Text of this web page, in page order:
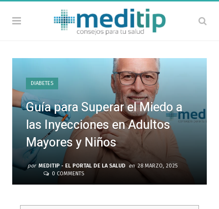
DIABETES
Guía para Superar el Miedo a
las Inyecciones en Adultos
Mayores y Niños
por MEDITIP - EL PORTAL DE LA SALUD en 28 MARZO, 2025
0 COMMENTS